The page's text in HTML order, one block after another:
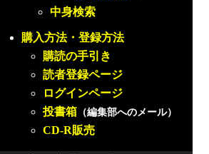
中身検索
購入方法・登録方法
購読の手引き
読者登録ページ
ログインページ
投書箱 （編集部へのメール）
CD-R販売